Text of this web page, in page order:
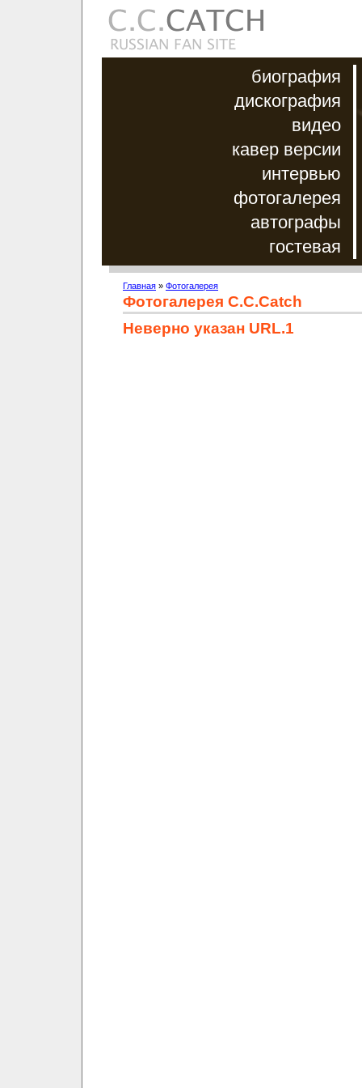
биография
дискография
видео
кавер версии
интервью
фотогалерея
автографы
гостевая
Главная » Фотогалерея
Фотогалерея C.C.Catch
Неверно указан URL.1